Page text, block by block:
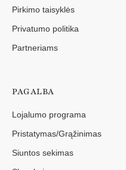
Pirkimo taisyklės
Privatumo politika
Partneriams
PAGALBA
Lojalumo programa
Pristatymas/Grąžinimas
Siuntos sekimas